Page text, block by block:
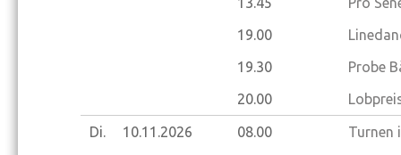
19.00
19.30
Probe
20.00
Di. 10.11.2026 08.00
Turnen